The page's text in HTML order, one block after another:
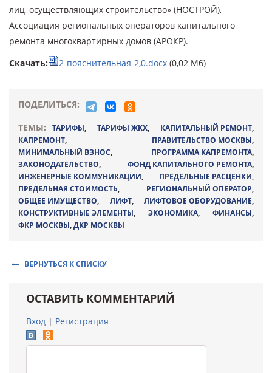
лиц, осуществляющих строительство» (НОСТРОЙ),
Ассоциация региональных операторов капитального
ремонта многоквартирных домов (АРОКР).
Скачать:
2-пояснительная-2,0.docx (0,02 Мб)
ПОДЕЛИТЬСЯ:
ТЕМЫ:
ТАРИФЫ, ТАРИФЫ ЖКХ, КАПИТАЛЬНЫЙ РЕМОНТ,
КАПРЕМОНТ, ПРАВИТЕЛЬСТВО МОСКВЫ,
МИНИМАЛЬНЫЙ ВЗНОС, ПРОГРАММА КАПРЕМОНТА,
ЗАКОНОДАТЕЛЬСТВО, ФОНД КАПИТАЛЬНОГО РЕМОНТА,
ИНЖЕНЕРНЫЕ КОММУНИКАЦИИ, ПРЕДЕЛЬНЫЕ РАСЦЕНКИ,
ПРЕДЕЛЬНАЯ СТОИМОСТЬ, РЕГИОНАЛЬНЫЙ ОПЕРАТОР,
ОБЩЕЕ ИМУЩЕСТВО, ЛИФТ, ЛИФТОВОЕ ОБОРУДОВАНИЕ,
КОНСТРУКТИВНЫЕ ЭЛЕМЕНТЫ, ЭКОНОМИКА, ФИНАНСЫ,
ФКР МОСКВЫ,ДКР МОСКВЫ
ВЕРНУТЬСЯ К СПИСКУ
ОСТАВИТЬ КОММЕНТАРИЙ
Вход | Регистрация